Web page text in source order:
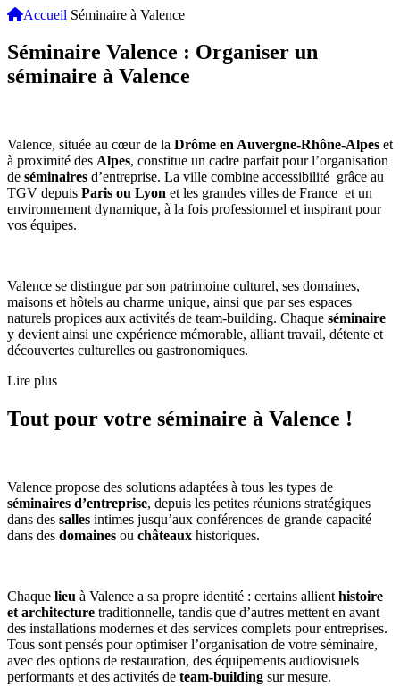
Accueil Séminaire à Valence
Séminaire Valence : Organiser un
séminaire à Valence
Valence, située au cœur de la Drôme en Auvergne-Rhône-Alpes et
à proximité des Alpes, constitue un cadre parfait pour l’organisation
de séminaires d’entreprise. La ville combine accessibilité grâce au
TGV depuis Paris ou Lyon et les grandes villes de France et un
environnement dynamique, à la fois professionnel et inspirant pour
vos équipes.
Valence se distingue par son patrimoine culturel, ses domaines,
maisons et hôtels au charme unique, ainsi que par ses espaces
naturels propices aux activités de team-building. Chaque séminaire
y devient ainsi une expérience mémorable, alliant travail, détente et
découvertes culturelles ou gastronomiques.
Lire plus
Tout pour votre séminaire à Valence !
Valence propose des solutions adaptées à tous les types de
séminaires d’entreprise, depuis les petites réunions stratégiques
dans des salles intimes jusqu’aux conférences de grande capacité
dans des domaines ou châteaux historiques.
Chaque lieu à Valence a sa propre identité : certains allient histoire
et architecture traditionnelle, tandis que d’autres mettent en avant
des installations modernes et des services complets pour entreprises.
Tous sont pensés pour optimiser l’organisation de votre séminaire,
avec des options de restauration, des équipements audiovisuels
performants et des activités de team-building sur mesure.